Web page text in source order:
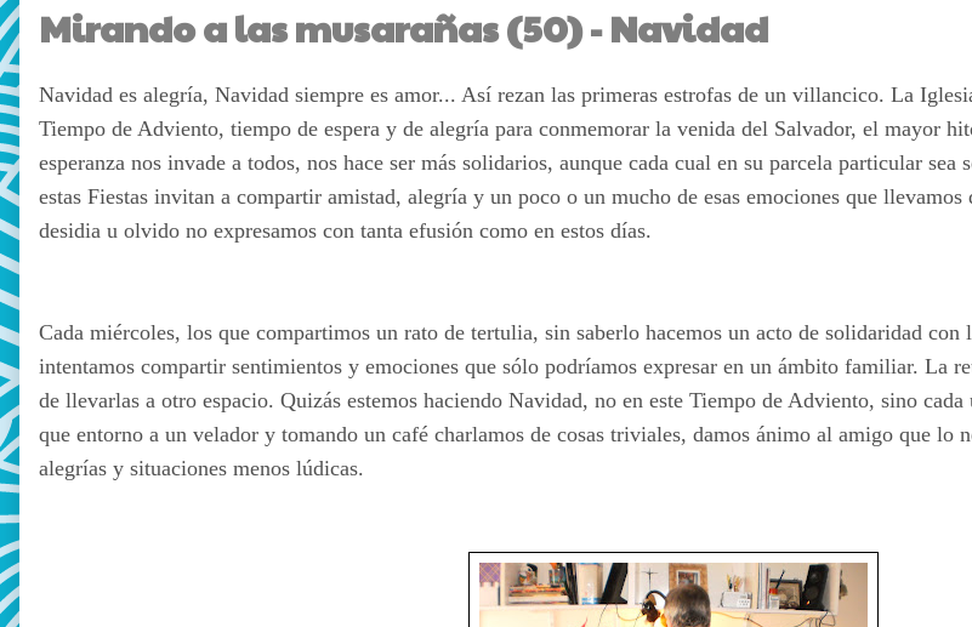
Mirando a las musarañas (50) - Navidad
Navidad es alegría, Navidad siempre es amor... Así rezan las primeras estrofas de un villancico. La
Tiempo de Adviento, tiempo de espera y de alegría para conmemorar la venida del Salvador, el mayor
esperanza nos invade a todos, nos hace ser más solidarios, aunque cada cual en su parcela particular
estas Fiestas invitan a compartir amistad, alegría y un poco o un mucho de esas emociones que
desidia u olvido no expresamos con tanta efusión como en estos días.
Cada miércoles, los que compartimos un rato de tertulia, sin saberlo hacemos un acto de solidaridad con
intentamos compartir sentimientos y emociones que sólo podríamos expresar en un ámbito familiar. La
de llevarlas a otro espacio. Quizás estemos haciendo Navidad, no en este Tiempo de Adviento, sino
que entorno a un velador y tomando un café charlamos de cosas triviales, damos ánimo al amigo que lo
alegrías y situaciones menos lúdicas.